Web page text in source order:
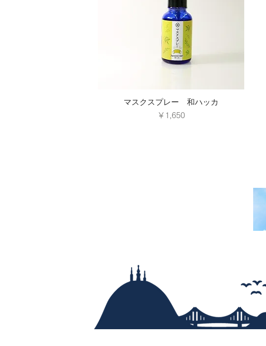
マスクスプレー 和ハッカ
価格
￥1,650